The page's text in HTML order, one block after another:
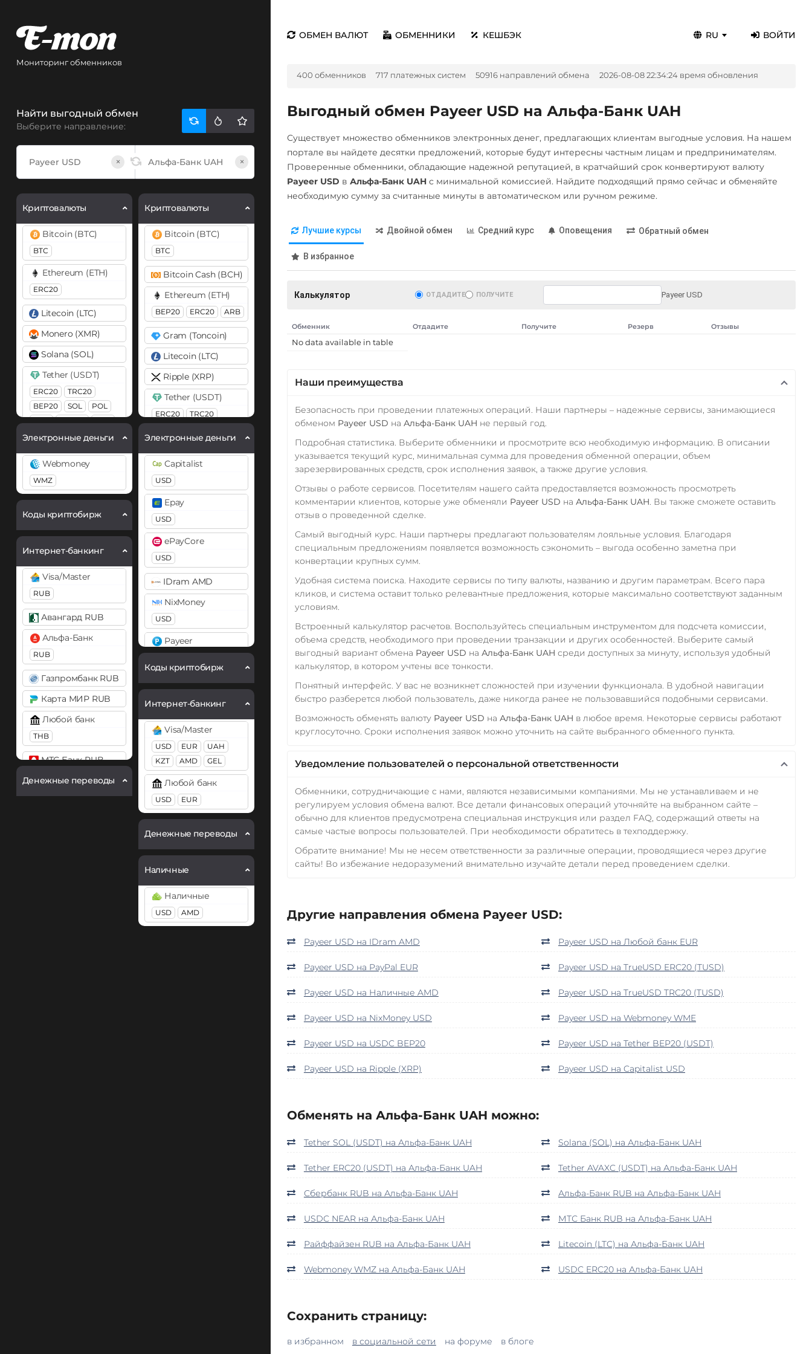
Мониторинг обменников
Найти выгодный обмен
Выберите направление:
× ×
Криптовалюты
Bitcoin (BTC)
BTC
Ethereum (ETH)
ERC20
Litecoin (LTC)
Monero (XMR)
Solana (SOL)
Tether (USDT)
ERC20
TRC20
BEP20
SOL
POL
Tron (TRX)
USD Coin (USDC)
ERC20
Polygon
ARB
OP
NEAR
Электронные деньги
Webmoney
WMZ
Коды криптобирж
Интернет-банкинг
Visa/Master
RUB
Авангард RUB
Альфа-Банк
RUB
Газпромбанк RUB
Карта МИР RUB
Любой банк
THB
МТС Банк RUB
Открытие RUB
Денежные переводы
Криптовалюты
Bitcoin (BTC)
BTC
Bitcoin Cash (BCH)
Ethereum (ETH)
BEP20 ERC20 ARB
Gram (Toncoin)
Litecoin (LTC)
Ripple (XRP)
Tether (USDT)
ERC20
TRC20
ARB
TON
Tron (TRX)
TrueUSD (TUSD)
ERC20
USD Coin (USDC)
ERC20 BEP20
Электронные деньги
Capitalist
USD
Epay
USD
ePayCore
USD
IDram AMD
NixMoney
USD
Payeer
Volet (AdvCash)
USD EUR
Webmoney
WMZ WME WMT
Коды криптобирж
Интернет-банкинг
Visa/Master
USD EUR
UAH
KZT
AMD GEL
Любой банк
USD EUR
Денежные переводы
Наличные
Наличные
USD AMD
ОБМЕН ВАЛЮТ ОБМЕННИКИ КЕШБЭК RU ВОЙТИ
400 обменников 717 платежных систем 50916 направлений обмена 2026-08-08 22:34:24 время обновления
Выгодный обмен Payeer USD на Альфа-Банк UAH
Существует множество обменников электронных денег, предлагающих клиентам выгодные условия. На нашем
портале вы найдете десятки предложений, которые будут интересны частным лицам и предпринимателям.
Проверенные обменники, обладающие надежной репутацией, в кратчайший срок конвертируют валюту
Payeer USD в Альфа-Банк UAHс минимальной комиссией. Найдите подходящий прямо сейчас и обменяйте
необходимую сумму за считанные минуты в автоматическом или ручном режиме.
Лучшие курсы Двойной обмен Средний курс Оповещения Обратный обмен
В избранное
Калькулятор ОТДАДИТЕ ПОЛУЧИТЕ Payeer USD
Обменник Отдадите Получите Резерв Отзывы
No data available in table
Наши преимущества
Безопасность при проведении платежных операций. Наши партнеры – надежные сервисы, занимающиеся
обменом Payeer USD на Альфа-Банк UAH не первый год.
Подробная статистика. Выберите обменники и просмотрите всю необходимую информацию. В описании
указывается текущий курс, минимальная сумма для проведения обменной операции, объем
зарезервированных средств, срок исполнения заявок, а также другие условия.
Отзывы о работе сервисов. Посетителям нашего сайта предоставляется возможность просмотреть
комментарии клиентов, которые уже обменяли Payeer USD на Альфа-Банк UAH. Вы также сможете оставить
отзыв о проведенной сделке.
Самый выгодный курс. Наши партнеры предлагают пользователям лояльные условия. Благодаря
специальным предложениям появляется возможность сэкономить – выгода особенно заметна при
конвертации крупных сумм.
Удобная система поиска. Находите сервисы по типу валюты, названию и другим параметрам. Всего пара
кликов, и система оставит только релевантные предложения, которые максимально соответствуют заданным
условиям.
Встроенный калькулятор расчетов. Воспользуйтесь специальным инструментом для подсчета комиссии,
объема средств, необходимого при проведении транзакции и других особенностей. Выберите самый
выгодный вариант обмена Payeer USD на Альфа-Банк UAH среди доступных за минуту, используя удобный
калькулятор, в котором учтены все тонкости.
Понятный интерфейс. У вас не возникнет сложностей при изучении функционала. В удобной навигации
быстро разберется любой пользователь, даже никогда ранее не пользовавшийся подобными сервисами.
Возможность обменять валюту Payeer USD на Альфа-Банк UAH в любое время. Некоторые сервисы работают
круглосуточно. Сроки исполнения заявок можно уточнить на сайте выбранного обменного пункта.
Уведомление пользователей о персональной ответственности
Обменники, сотрудничающие с нами, являются независимыми компаниями. Мы не устанавливаем и не
регулируем условия обмена валют. Все детали финансовых операций уточняйте на выбранном сайте –
обычно для клиентов предусмотрена специальная инструкция или раздел FAQ, содержащий ответы на
самые частые вопросы пользователей. При необходимости обратитесь в техподдержку.
Обратите внимание! Мы не несем ответственности за различные операции, проводящиеся через другие
сайты! Во избежание недоразумений внимательно изучайте детали перед проведением сделки.
Другие направления обмена Payeer USD:
Payeer USD на IDram AMD Payeer USD на Любой банк EUR
Payeer USD на PayPal EUR Payeer USD на TrueUSD ERC20 (TUSD)
Payeer USD на Наличные AMD Payeer USD на TrueUSD TRC20 (TUSD)
Payeer USD на NixMoney USD Payeer USD на Webmoney WME
Payeer USD на USDC BEP20 Payeer USD на Tether BEP20 (USDT)
Payeer USD на Ripple (XRP) Payeer USD на Capitalist USD
Обменять на Альфа-Банк UAH можно:
Tether SOL (USDT) на Альфа-Банк UAH Solana (SOL) на Альфа-Банк UAH
Tether ERC20 (USDT) на Альфа-Банк UAH Tether AVAXC (USDT) на Альфа-Банк UAH
Сбербанк RUB на Альфа-Банк UAH Альфа-Банк RUB на Альфа-Банк UAH
USDC NEAR на Альфа-Банк UAH МТС Банк RUB на Альфа-Банк UAH
Райффайзен RUB на Альфа-Банк UAH Litecoin (LTC) на Альфа-Банк UAH
Webmoney WMZ на Альфа-Банк UAH USDC ERC20 на Альфа-Банк UAH
Сохранить страницу:
в избранном в социальной сети на форуме в блоге